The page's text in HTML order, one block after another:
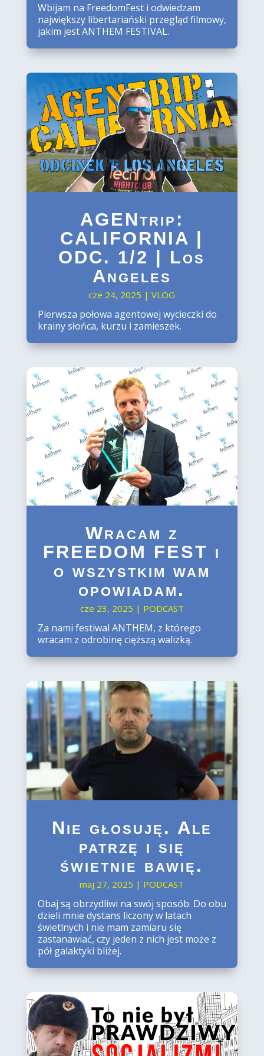
Wbijam na FreedomFest i odwiedzam
największy libertariański przegląd filmowy,
jakim jest ANTHEM FESTIVAL.
AGENtrip:
CALIFORNIA |
ODC. 1/2 | Los
Angeles
cze 24, 2025 |VLOG
Pierwsza połowa agentowej wycieczki do
krainy słońca, kurzu i zamieszek.
Wracam z
FREEDOM FEST i
o wszystkim wam
opowiadam.
cze 23, 2025 | PODCAST
Za nami festiwal ANTHEM, z którego
wracam z odrobinę cięższą walizką.
​N​ie głosuję. Ale
patrzę i się
świetnie bawię.
maj 27, 2025 | PODCAST
Obaj są obrzydliwi na swój sposób. Do obu
dzieli mnie dystans liczony w latach
świetlnych i nie mam zamiaru się
zastanawiać, czy jeden z nich jest może z
pół galaktyki bliżej.